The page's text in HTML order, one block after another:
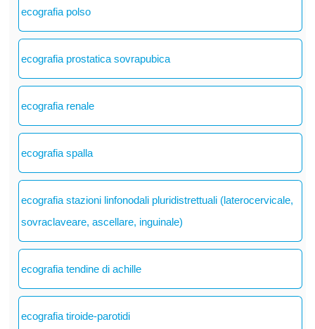
ecografia polso
ecografia prostatica sovrapubica
ecografia renale
ecografia spalla
ecografia stazioni linfonodali pluridistrettuali (laterocervicale,
sovraclaveare, ascellare, inguinale)
ecografia tendine di achille
ecografia tiroide-parotidi